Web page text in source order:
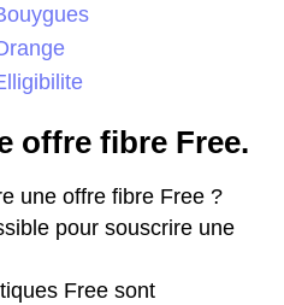
offre fibre Free.
une offre fibre Free ?
pour souscrire une
Free sont